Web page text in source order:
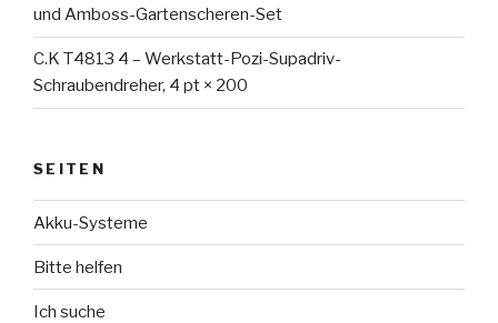
und Amboss-Gartenscheren-Set
C.K T4813 4 – Werkstatt-Pozi-Supadriv-
Schraubendreher, 4 pt × 200
SEITEN
Akku-Systeme
Bitte helfen
Ich suche